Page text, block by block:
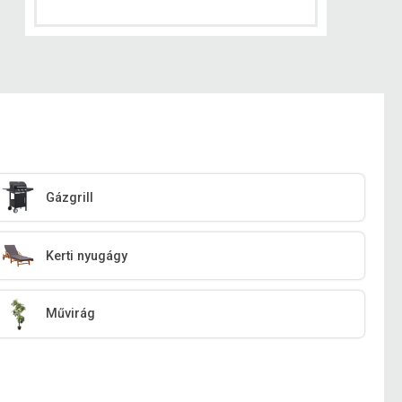
Gázgrill
Kerti nyugágy
Művirág